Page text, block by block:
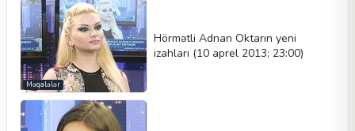
Məqalələr
Hörmətli Adnan Oktarın yeni
izahları (10 aprel 2013; 23:00)